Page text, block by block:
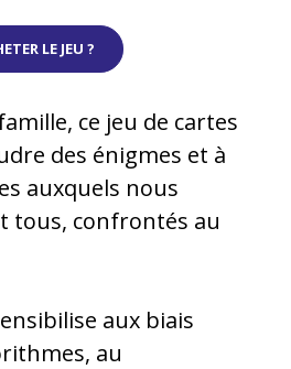
LE JEU ?
ce jeu de cartes
des énigmes et à
auxquels nous
tous, confrontés au
aux biais
au